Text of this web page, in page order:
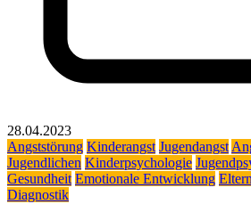
28.04.2023
Angststörung Kinderangst Jugendangst
Jugendlichen Kinderpsychologie
Gesundheit Emotionale Entwicklung
Diagnostik